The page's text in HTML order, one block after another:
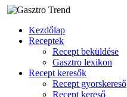
Kezdőlap
Receptek
Recept beküldése
Gasztro lexikon
Recept keresők
Recept gyorskereső
Recept kereső